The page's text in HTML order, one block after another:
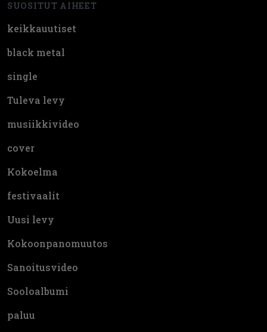
SUOSITUT AIHEET
keikkauutiset
black metal
single
Tuleva levy
musiikkivideo
cover
Kokoelma
festivaalit
Uusi levy
Kokoonpanomuutos
Sanoitusvideo
Sooloalbumi
paluu